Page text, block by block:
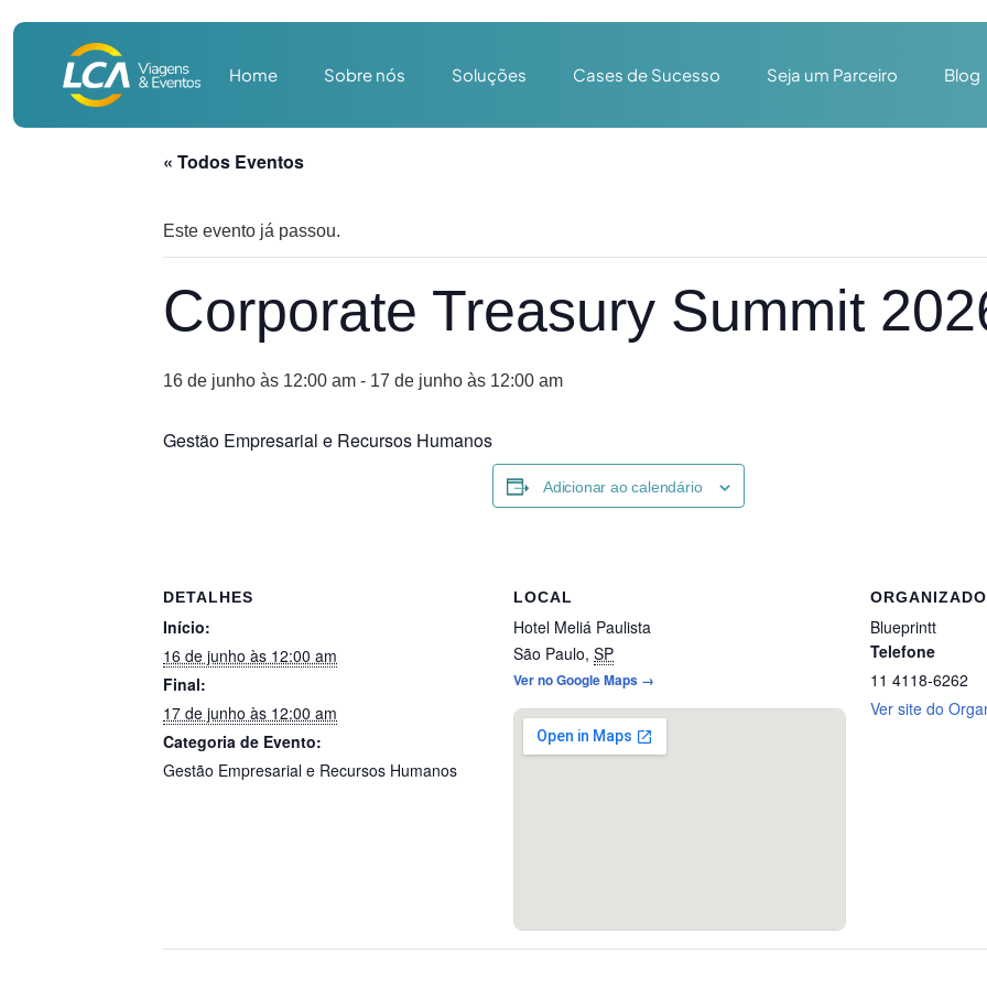
Home Sobre nós Soluções Cases de Sucesso Seja um Parceiro Blog
« Todos Eventos
Este evento já passou.
Corporate Treasury Summit
16 de junho às 12:00 am - 17 de junho às 12:00 am
Gestão Empresarial e Recursos Humanos
Adicionar ao calendário
DETALHES
Início:
16 de junho às 12:00 am
Final:
17 de junho às 12:00 am
Categoria de Evento:
Gestão Empresarial e Recursos Humanos
LOCAL
Hotel Meliá Paulista
São Paulo, SP
Ver no Google Maps →
Blueprintt
Telefone
11 4118-6262
Ver site do